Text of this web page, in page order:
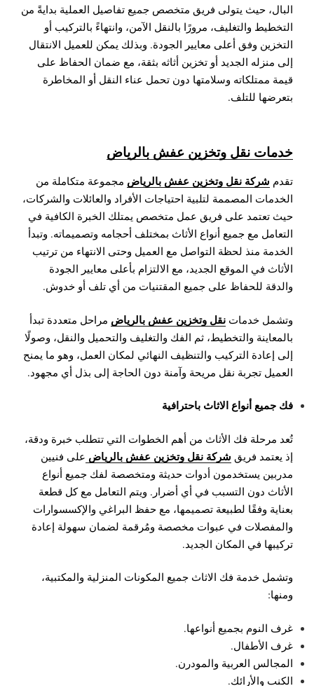
البال، حيث يتولى فريق متخصص جميع تفاصيل العملية بدايةً من
التخطيط والتغليف، مرورًا بالنقل الآمن، وانتهاءً بالتركيب أو
التخزين وفق أعلى معايير الجودة. وبذلك يمكن للعميل الانتقال
إلى منزله الجديد أو تخزين أثاثه بثقة، مع ضمان الحفاظ على
قيمة ممتلكاته وسلامتها دون تحمل عناء النقل أو المخاطرة
بتعرضها للتلف.
خدمات نقل وتخزين عفش بالرياض
تقدم شركة نقل وتخزين عفش بالرياض مجموعة متكاملة من
الخدمات المصممة لتلبية احتياجات الأفراد والعائلات والشركات،
حيث تعتمد على فريق عمل متخصص يمتلك الخبرة الكافية في
التعامل مع جميع أنواع الأثاث بمختلف أحجامه وتصميماته. وتبدأ
الخدمة منذ لحظة التواصل مع العميل وحتى الانتهاء من ترتيب
الأثاث في الموقع الجديد، مع الالتزام بأعلى معايير الجودة
والدقة للحفاظ على جميع المقتنيات من أي تلف أو خدوش.
وتشمل خدمات نقل وتخزين عفش بالرياض مراحل متعددة تبدأ
بالمعاينة والتخطيط، ثم الفك والتغليف والتحميل والنقل، وصولًا
إلى إعادة التركيب والتنظيف النهائي لمكان العمل، وهو ما يمنح
العميل تجربة نقل مريحة وآمنة دون الحاجة إلى بذل أي مجهود.
فك جميع أنواع الاثاث باحترافية
تُعد مرحلة فك الأثاث من أهم الخطوات التي تتطلب خبرة ودقة،
إذ يعتمد فريق شركة نقل وتخزين عفش بالرياض على فنيين
مدربين يستخدمون أدوات حديثة ومتخصصة لفك جميع أنواع
الأثاث دون التسبب في أي أضرار. ويتم التعامل مع كل قطعة
بعناية وفقًا لطبيعة تصميمها، مع حفظ البراغي والإكسسوارات
والمفصلات في عبوات مخصصة ومُرقمة لضمان سهولة إعادة
تركيبها في المكان الجديد.
وتشمل خدمة فك الاثاث جميع المكونات المنزلية والمكتبية،
ومنها:
غرف النوم بجميع أنواعها.
غرف الأطفال.
المجالس العربية والمودرن.
الكنب والأرائك.